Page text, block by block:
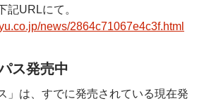
記URLにて。
news/2864c71067e4c3f.html
ス発売中
」は、すでに発売されている現在発